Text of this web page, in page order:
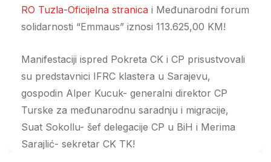
RO Tuzla-Oficijelna stranica i Međunarodni forum
solidarnosti “Emmaus” iznosi 113.625,00 KM!
Manifestaciji ispred Pokreta CK i CP prisustvovali
su predstavnici IFRC klastera u Sarajevu,
gospodin Alper Kucuk- generalni direktor CP
Turske za međunarodnu saradnju i migracije,
Suat Sokollu- šef delegacije CP u BiH i Merima
Sarajlić- sekretar CK TK!